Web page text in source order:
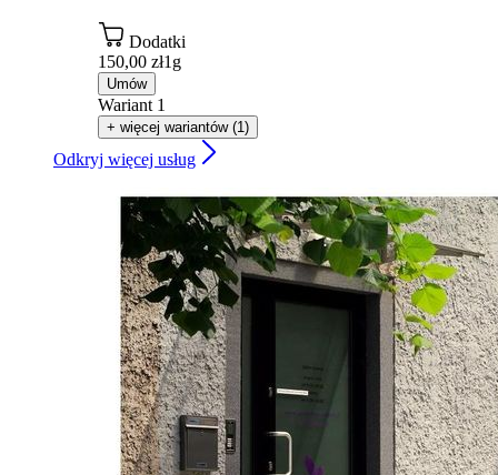
Dodatki
150,00 zł1g
Umów
Wariant 1
+ więcej wariantów (1)
Odkryj więcej usług